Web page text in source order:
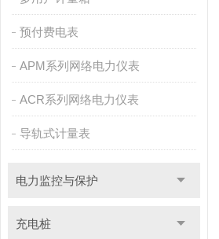
预付费电表
APM系列网络电力仪表
ACR系列网络电力仪表
导轨式计量表
电力监控与保护
充电桩